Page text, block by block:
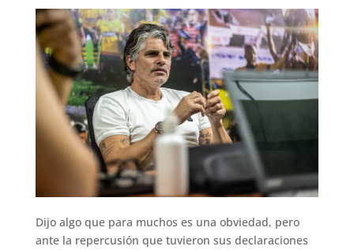
Dijo algo que para muchos es una obviedad, pero
ante la repercusión que tuvieron sus declaraciones